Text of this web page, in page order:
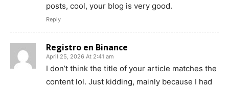
posts, cool, your blog is very good.
Reply
Registro en Binance
April 25, 2026 At 2:41 am
I don’t think the title of your article matches the
content lol. Just kidding, mainly because I had